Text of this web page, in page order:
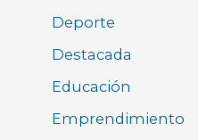
Deporte
Destacada
Educación
Emprendimiento